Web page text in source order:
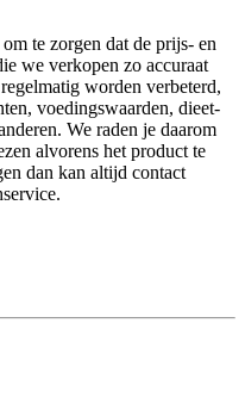
te zorgen dat de prijs- en
we verkopen zo accuraat
worden verbeterd,
voedingswaarden, dieet-
We raden je daarom
alvorens het product te
dan kan altijd contact